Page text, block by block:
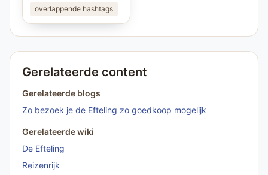
overlappende hashtags
Gerelateerde content
Gerelateerde blogs
Zo bezoek je de Efteling zo goedkoop mogelijk
Gerelateerde wiki
De Efteling
Reizenrijk